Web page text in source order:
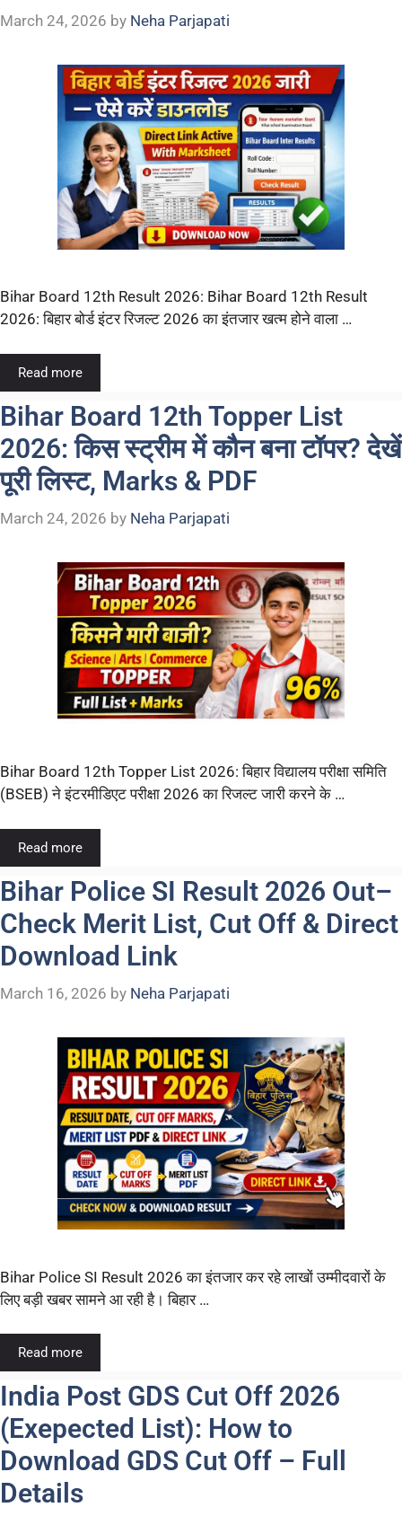
March 24, 2026 by Neha Parjapati
Bihar Board 12th Result 2026: Bihar Board 12th Result
2026: बिहार बोर्ड इंटर रिजल्ट 2026 का इंतजार खत्म होने वाला …
Read more
Bihar Board 12th Topper List
2026: किस स्ट्रीम में कौन बना टॉपर? देखें
पूरी लिस्ट, Marks & PDF
March 24, 2026 by Neha Parjapati
Bihar Board 12th Topper List 2026: बिहार विद्यालय परीक्षा समिति
(BSEB) ने इंटरमीडिएट परीक्षा 2026 का रिजल्ट जारी करने के …
Read more
Bihar Police SI Result 2026 Out–
Check Merit List, Cut Off & Direct
Download Link
March 16, 2026 by Neha Parjapati
Bihar Police SI Result 2026 का इंतजार कर रहे लाखों उम्मीदवारों के
लिए बड़ी खबर सामने आ रही है। बिहार …
Read more
India Post GDS Cut Off 2026
(Exepected List): How to
Download GDS Cut Off – Full
Details